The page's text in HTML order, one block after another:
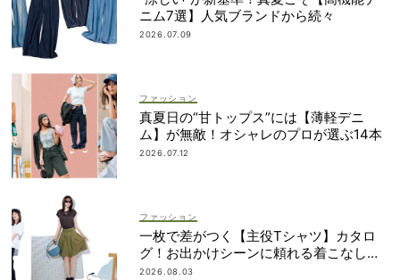
ニム7選】人気ブランドから続々
2026.07.09
ファッション
真夏日の“甘トップス”には【薄軽デニ
ム】が無敵！オシャレのプロが選ぶ14本
2026.07.12
ファッション
一枚で差がつく【主役Tシャツ】カタロ
グ！お出かけシーンに頼れる着こなし実
例も
2026.08.03